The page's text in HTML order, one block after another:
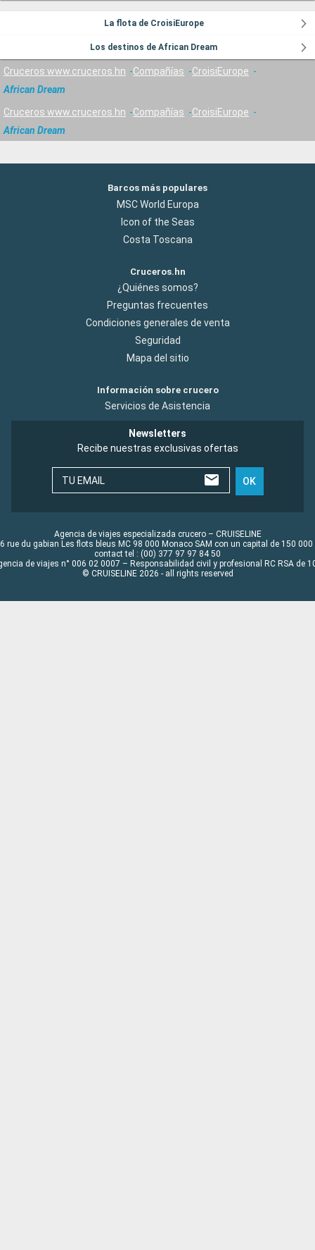
La flota de CroisiEurope
Los destinos de African Dream
Cruceros www.cruceros.hn Compañías
CroisiEurope
African Dream
Cruceros www.cruceros.hn Compañías
CroisiEurope
African Dream
Barcos más populares
MSC World Europa
Icon of the Seas
Costa Toscana
Cruceros.hn
¿Quiénes somos?
Preguntas frecuentes
Condiciones generales de venta
Seguridad
Mapa del sitio
Información sobre crucero
Servicios de Asistencia
Newsletters
Recibe nuestras exclusivas ofertas
TU EMAIL OK
Agencia de viajes especializada crucero – CRUISELINE
rue du gabian Les flots bleus MC 98 000 Monaco SAM con un capital de 150 000
contact tel : (00) 377 97 97 84 50
de viajes n° 006 02 0007 – Responsabilidad civil y profesional RC RSA de
© CRUISELINE 2026 - all rights reserved